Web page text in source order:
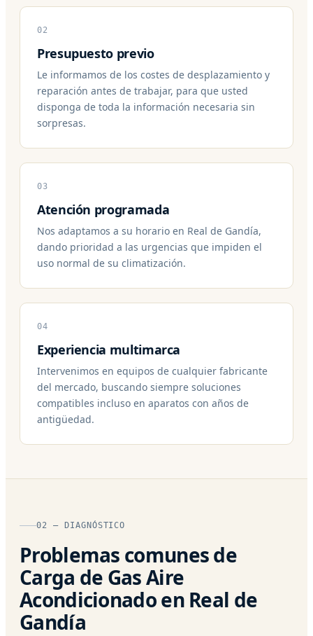
02
Presupuesto previo
Le informamos de los costes de desplazamiento y
reparación antes de trabajar, para que usted
disponga de toda la información necesaria sin
sorpresas.
03
Atención programada
Nos adaptamos a su horario en Real de Gandía,
dando prioridad a las urgencias que impiden el
uso normal de su climatización.
04
Experiencia multimarca
Intervenimos en equipos de cualquier fabricante
del mercado, buscando siempre soluciones
compatibles incluso en aparatos con años de
antigüedad.
02 — DIAGNÓSTICO
Problemas comunes de
Carga de Gas Aire
Acondicionado en Real de
Gandía